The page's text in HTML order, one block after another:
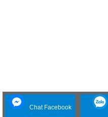
Chat Facebook